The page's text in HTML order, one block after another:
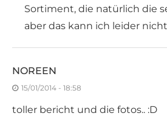
Sortiment, die natürlich die
aber das kann ich leider
NOREEN
15/01/2014 - 18:58
toller bericht und die fotos.. :D